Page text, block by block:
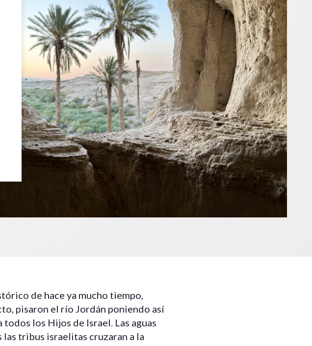
de hace ya mucho tiempo,
pisaron el río Jordán poniendo así
los Hijos de Israel. Las aguas
tribus israelitas cruzaran a la